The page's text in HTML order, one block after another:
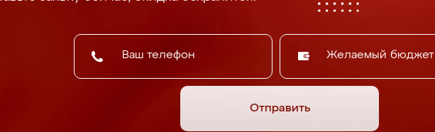
Желаемый бюджет
Отправить